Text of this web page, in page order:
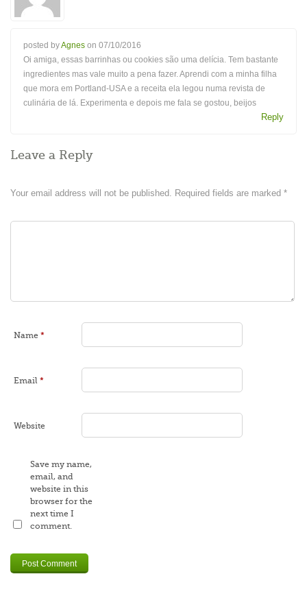
posted byAgnes on07/10/2016
Oi amiga, essas barrinhas ou cookies são uma delícia. Tem bastante
ingredientes mas vale muito a pena fazer. Aprendi com a minha filha
que mora em Portland-USA e a receita ela legou numa revista de
culinária de lá. Experimenta e depois me fala se gostou, beijos
Reply
Leave a Reply
Your email address will not be published. Required fields are marked*
Name*
Email*
Website
Save my name,
email, and
website in this
browser for the
next time I
comment.